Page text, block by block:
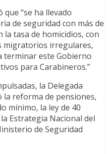
“se ha llevado
de seguridad con más de
la tasa de homicidios, con
migratorios irregulares,
terminar este Gobierno
para Carabineros.”
la Delegada
la reforma de pensiones,
mínimo, la ley de 40
Estrategia Nacional del
de Seguridad